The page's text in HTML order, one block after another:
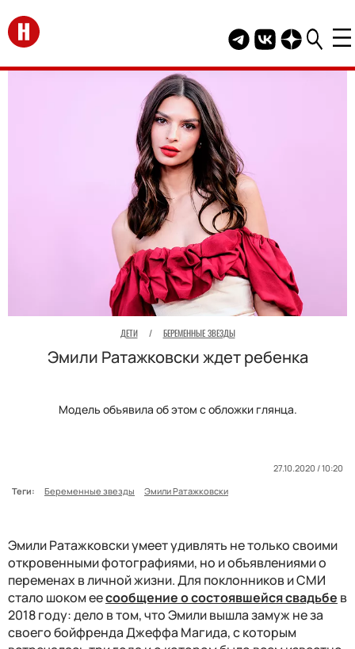
Перейти на главную
Telegram канал
Группа HELLO
Канал
ДЕТИ / БЕРЕМЕННЫЕ ЗВЕЗДЫ
Эмили Ратажковски ждет ребенка
Модель объявила об этом с обложки глянца.
27.10.2020 / 10:20
Теги:
Беременные звезды Эмили Ратажковски
Эмили Ратажковски умеет удивлять не только своими
откровенными фотографиями, но и объявлениями о
переменах в личной жизни. Для поклонников и СМИ
стало шоком еесообщение о состоявшейся свадьбе в
2018 году: дело в том, что Эмили вышла замуж не за
своего бойфренда Джеффа Магида, с которым